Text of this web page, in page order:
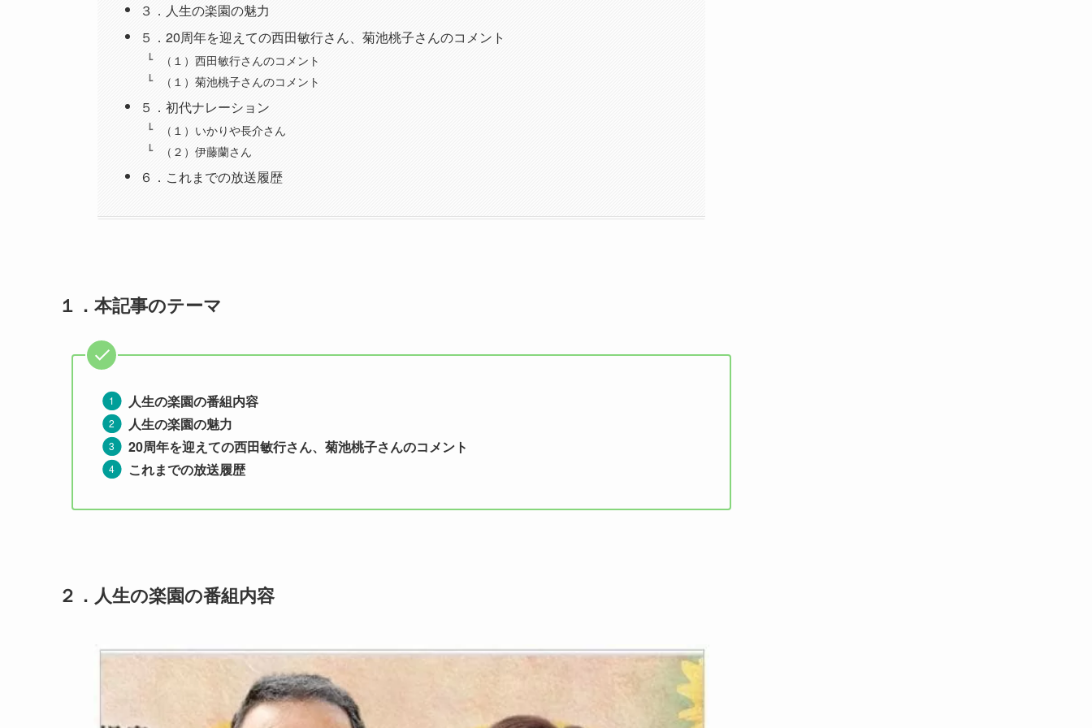
３．人生の楽園の魅力
５．20周年を迎えての西田敏行さん、菊池桃子さんのコメント
（１）西田敏行さんのコメント
（１）菊池桃子さんのコメント
５．初代ナレーション
（１）いかりや長介さん
（２）伊藤蘭さん
６．これまでの放送履歴
１．本記事のテーマ
人生の楽園の番組内容
人生の楽園の魅力
20周年を迎えての西田敏行さん、菊池桃子さんのコメント
これまでの放送履歴
２． 人生の楽園の番組内容